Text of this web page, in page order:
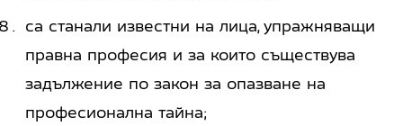
са станали известни на лица, упражняващи
правна професия и за които съществува
задължение по закон за опазване на
професионална тайна;